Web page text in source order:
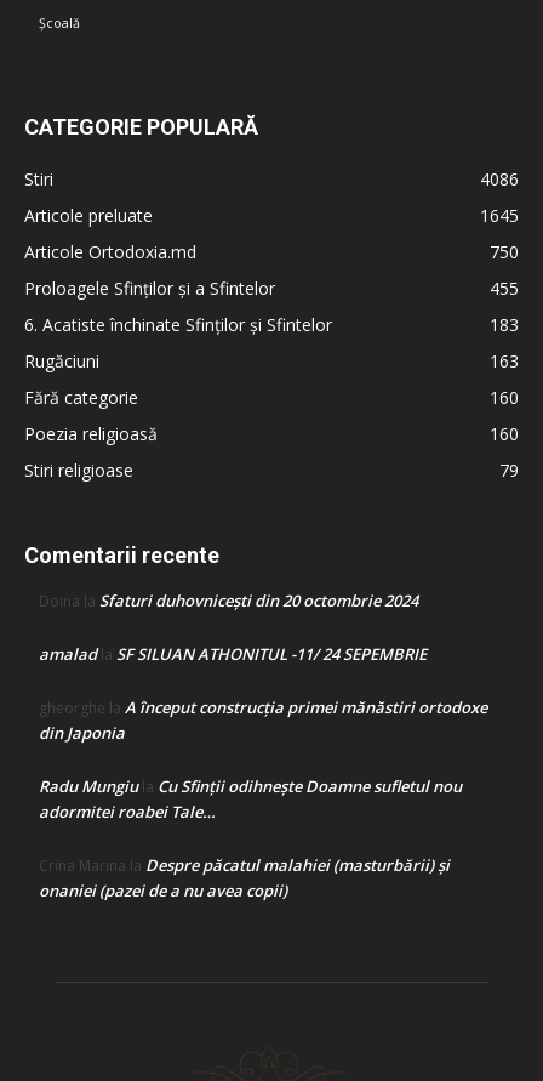
Școală
CATEGORIE POPULARĂ
Stiri
4086
Articole preluate
1645
Articole Ortodoxia.md
750
Proloagele Sfinților și a Sfintelor
455
6. Acatiste închinate Sfinților și Sfintelor
183
Rugăciuni
163
Fără categorie
160
Poezia religioasă
160
Stiri religioase
79
Comentarii recente
Doina la Sfaturi duhovnicești din 20 octombrie 2024
amaladla SF SILUAN ATHONITUL -11/ 24 SEPEMBRIE
gheorghe la A început construcţia primei mănăstiri ortodoxe
din Japonia
Radu Mungiula Cu Sfinții odihnește Doamne sufletul nou
adormitei roabei Tale…
Crina Marina la Despre păcatul malahiei (masturbării) şi
onaniei (pazei de a nu avea copii)